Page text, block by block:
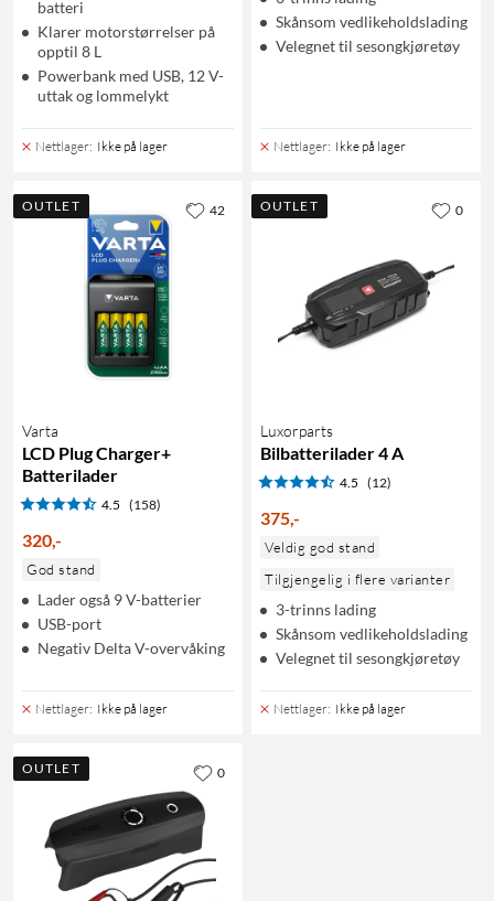
batteri
Klarer motorstørrelser på
opptil 8 L
Powerbank med USB, 12 V-
uttak og lommelykt
Nettlager: Ikke på lager
Skånsom vedlikeholdslading
Velegnet til sesongkjøretøy
Nettlager: Ikke på lager
OUTLET
Varta
LCD Plug Charger+
Batterilader
4.5 (158)
320,-
God stand
Lader også 9 V-batterier
USB-port
Negativ Delta V-overvåking
Nettlager: Ikke på lager
42 OUTLET
Luxorparts
Bilbatterilader 4 A
4.5 (12)
375,-
Veldig god stand
Tilgjengelig i flere varianter
3-trinns lading
Skånsom vedlikeholdslading
Velegnet til sesongkjøretøy
Nettlager: Ikke på lager
0
OUTLET 0